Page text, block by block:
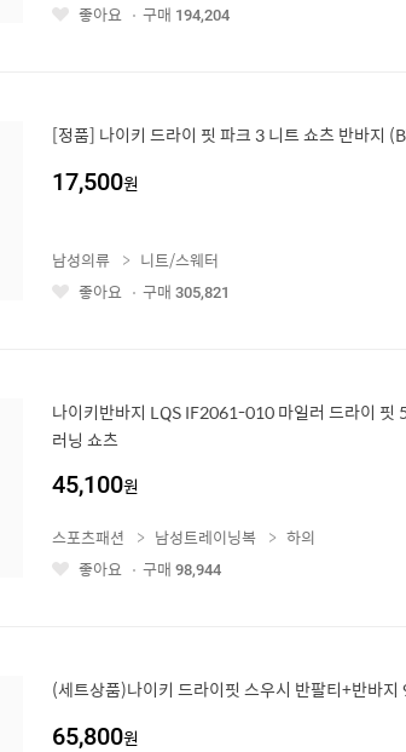
좋 좋아요
구매 194,204
[정품] 나이키 드라이 핏 파크 3 니트 쇼츠 반바지
17,500원
좋
남성의류
니트/스웨터
좋아요
구매 305,821
나이키반바지 LQS IF2061-010 마일러 드라이 핏
러닝 쇼츠
45,100원
좋
스포츠패션 남성트레이닝복
하의
좋아요
구매 98,944
(세트상품)나이키 드라이핏 스우시 반팔티+반바
65,800원